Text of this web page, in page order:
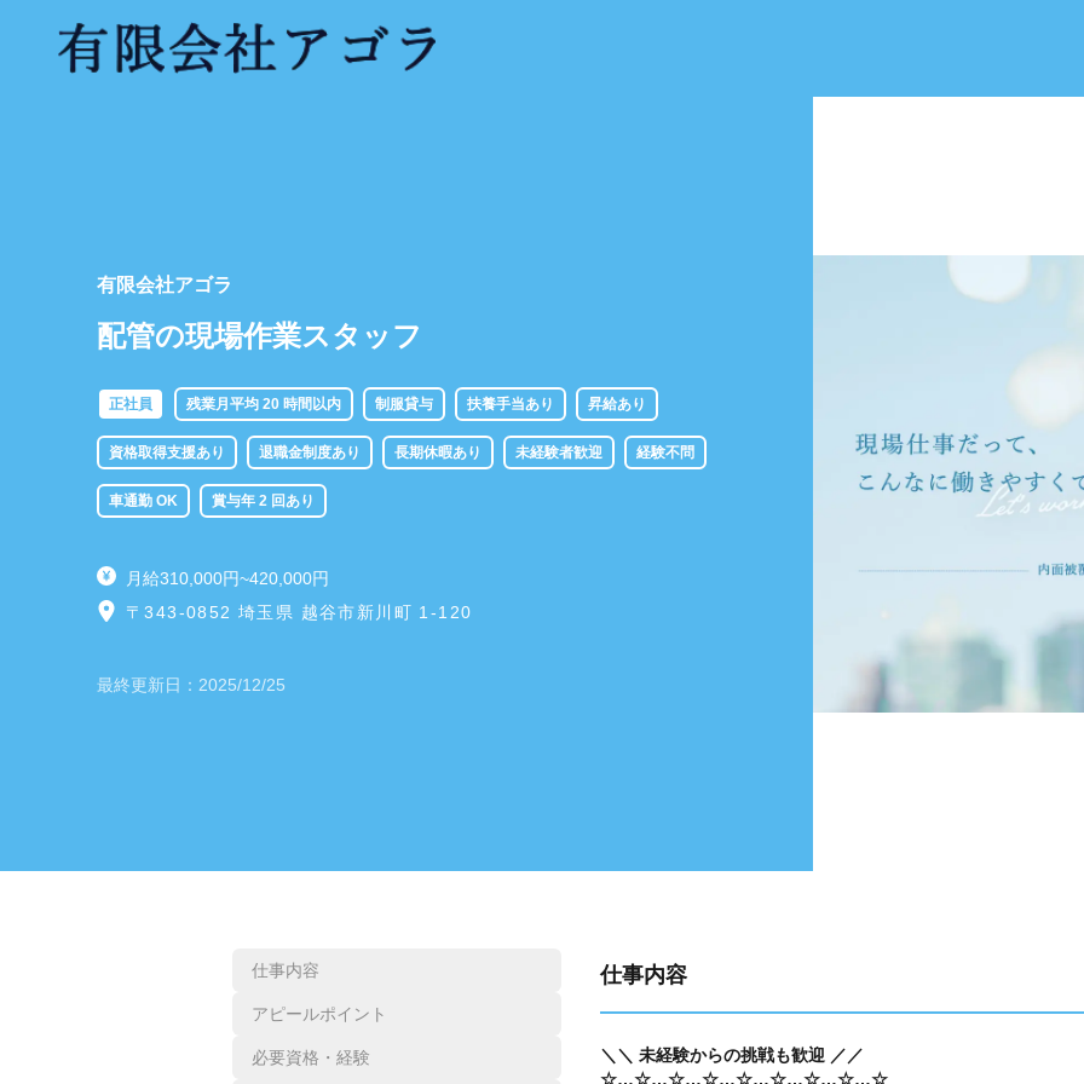
有限会社アゴラ
配管の現場作業スタッフ
正社員 残業月平均 20 時間以内 制服貸与 扶養手当あり 昇給あり
資格取得支援あり 退職金制度あり 長期休暇あり 未経験者歓迎 経験不問
車通勤 OK 賞与年 2 回あり
月給310,000円~420,000円
〒343-0852 埼玉県 越谷市新川町 1-120
最終更新日： 2025/12/25
仕事内容
アピールポイント
必要資格・経験
仕事内容
＼＼ 未経験からの挑戦も歓迎 ／／
☆…☆…☆…☆…☆…☆…☆…☆…☆